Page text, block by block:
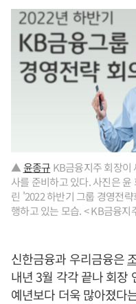
▲윤종규 KB금융지주 회장이
사를 준비하고 있다. 사진은
린 '2022 하반기 그룹 경영전
행하고 있는 모습. < KB금융지
신한금융과 우리금융은
내년 3월 각각 끝나 회장
예년보다 더욱 많아졌다